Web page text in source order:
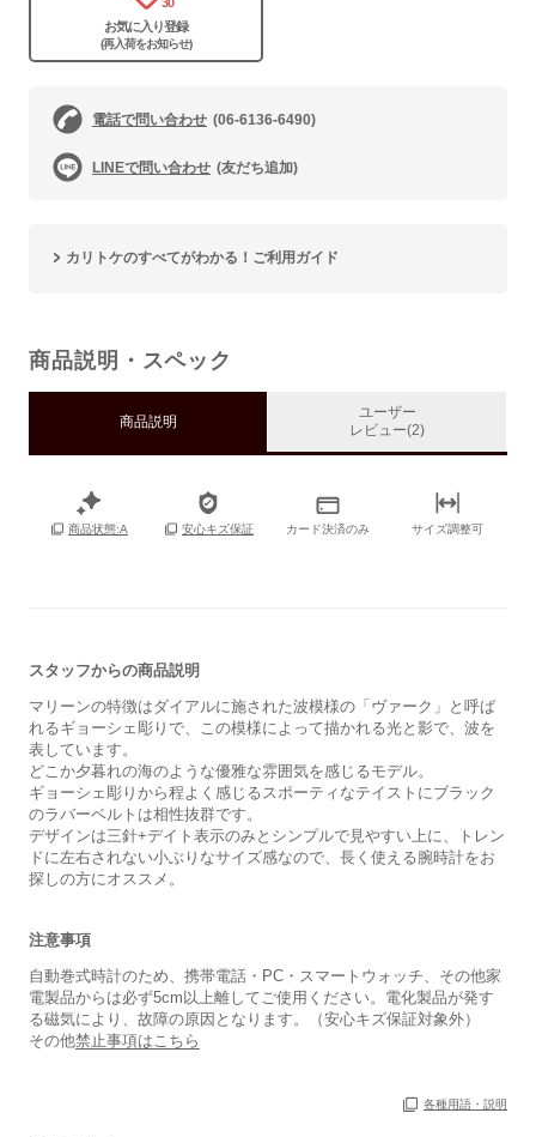
お気に入り登録
(再入荷をお知らせ)
電話で問い合わせ (06-6136-6490)
LINEで問い合わせ (友だち追加)
カリトケのすべてがわかる！ご利用ガイド
商品説明・スペック
商品説明
ユーザー
レビュー(2)
商品状態:A 安心キズ保証 カード決済のみ サイズ調整可
スタッフからの商品説明
マリーンの特徴はダイアルに施された波模様の「ヴァーク」と呼ば
れるギョーシェ彫りで、この模様によって描かれる光と影で、波を
表しています。
どこか夕暮れの海のような優雅な雰囲気を感じるモデル。
ギョーシェ彫りから程よく感じるスポーティなテイストにブラック
のラバーベルトは相性抜群です。
デザインは三針+デイト表示のみとシンプルで見やすい上に、トレン
ドに左右されない小ぶりなサイズ感なので、長く使える腕時計をお
探しの方にオススメ。
注意事項
自動巻式時計のため、携帯電話・PC・スマートウォッチ、その他家
電製品からは必ず5cm以上離してご使用ください。電化製品が発す
る磁気により、故障の原因となります。（安心キズ保証対象外）
その他禁止事項はこちら
各種用語・説明